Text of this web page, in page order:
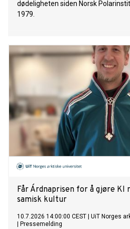
dødeligheten siden Norsk
1979.
Får Árdnaprisen for å gjøre
samisk kultur
10.7.2026 14:00:00 CEST
UiT Norges
Pressemelding